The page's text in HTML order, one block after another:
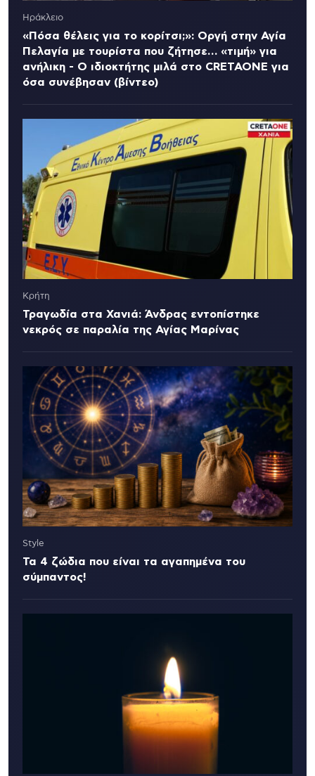
Ηράκλειο
«Πόσα θέλεις για το κορίτσι;»: Οργή στην Αγία
Πελαγία με τουρίστα που ζήτησε… «τιμή» για
ανήλικη - Ο ιδιοκτήτης μιλά στο CRETAONE για
όσα συνέβησαν (βίντεο)
Κρήτη
Τραγωδία στα Χανιά: Άνδρας εντοπίστηκε
νεκρός σε παραλία της Αγίας Μαρίνας
Style
Τα 4 ζώδια που είναι τα αγαπημένα του
σύμπαντος!